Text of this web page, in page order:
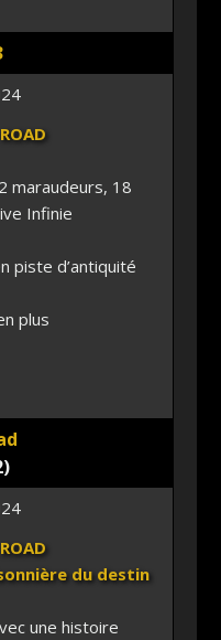
maraudeurs, 18
Infinie
piste d’antiquité
plus
du destin
une histoire